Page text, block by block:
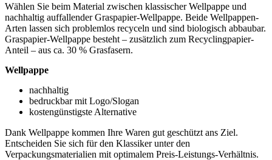
Wählen Sie beim Material zwischen klassischer Wellpappe und
nachhaltig auffallender Graspapier-Wellpappe. Beide Wellpappen-
Arten lassen sich problemlos recyceln und sind biologisch abbaubar.
Graspapier-Wellpappe besteht – zusätzlich zum Recyclingpapier-
Anteil – aus ca. 30 % Grasfasern.
Wellpappe
nachhaltig
bedruckbar mit Logo/Slogan
kostengünstigste Alternative
Dank Wellpappe kommen Ihre Waren gut geschützt ans Ziel.
Entscheiden Sie sich für den Klassiker unter den
Verpackungsmaterialien mit optimalem Preis-Leistungs-Verhältnis.